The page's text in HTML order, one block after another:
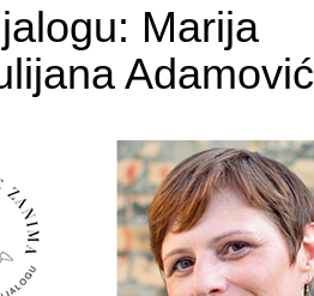
Marija
Adamović